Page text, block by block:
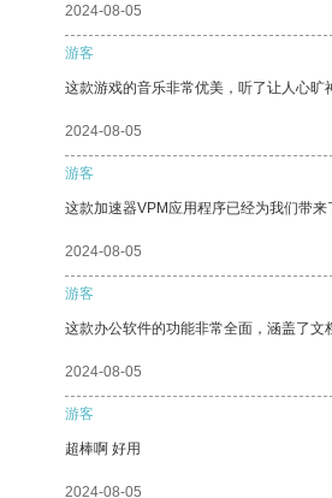
2024-08-05
游客
这款游戏的音乐非常优美，听了让人心旷
2024-08-05
游客
这款加速器VPM应用程序已经为我们带来
2024-08-05
游客
这款办公软件的功能非常全面，涵盖了文
2024-08-05
游客
超棒啊 好用
2024-08-05